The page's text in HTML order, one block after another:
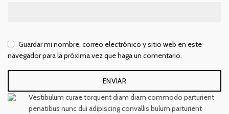
Guardar mi nombre, correo electrónico y sitio web en este
navegador para la próxima vez que haga un comentario.
Vestibulum curae torquent diam diam commodo parturient
penatibus nunc dui adipiscing convallis bulum parturient